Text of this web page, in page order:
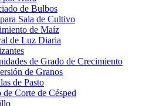
de Bulbos
Sala de Cultivo
de Maíz
de Luz Diaria
de Grado de Crecimiento
de Granos
de Pasto
Corte de Césped